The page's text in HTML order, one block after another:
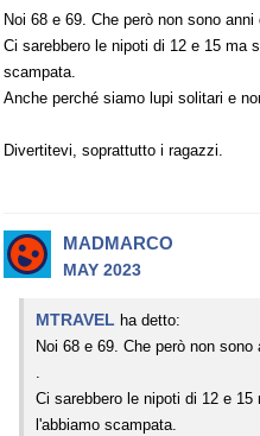
Noi 68 e 69. Che però non sono
Ci sarebbero le nipoti di 12 e 15 ma
scampata.
Anche perché siamo lupi solitari e
Divertitevi, soprattutto i ragazzi.
MADMARCO
MAY 2023
MTRAVEL ha detto:
Noi 68 e 69. Che però non
.
Ci sarebbero le nipoti di 12 e
l'abbiamo scampata.